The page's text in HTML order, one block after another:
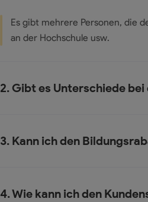
Es gibt mehrere Personen, die
an der Hochschule usw.
2. Gibt es Unterschiede
3. Kann ich den
4. Wie kann ich den